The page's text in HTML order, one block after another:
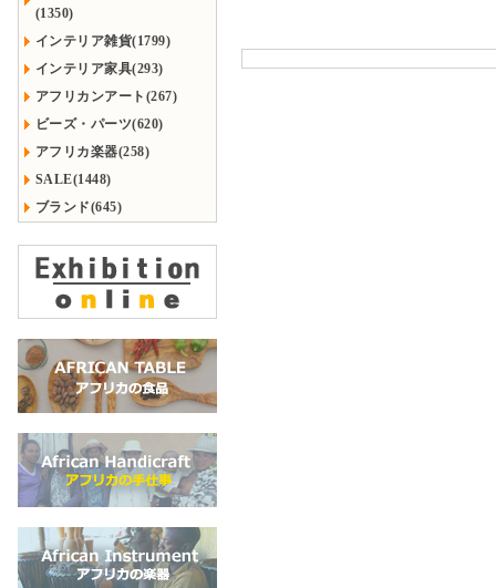
(1350)
インテリア雑貨(1799)
インテリア家具(293)
アフリカンアート(267)
ビーズ・パーツ(620)
アフリカ楽器(258)
SALE(1448)
ブランド(645)